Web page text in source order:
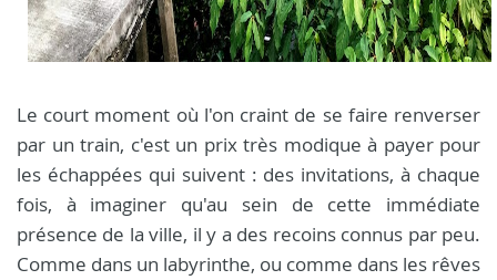
Le court moment où l'on craint de se faire renverser
par un train, c'est un prix très modique à payer pour
les échappées qui suivent : des invitations, à chaque
fois, à imaginer qu'au sein de cette immédiate
présence de la ville, il y a des recoins connus par peu.
Comme dans un labyrinthe, ou comme dans les rêves